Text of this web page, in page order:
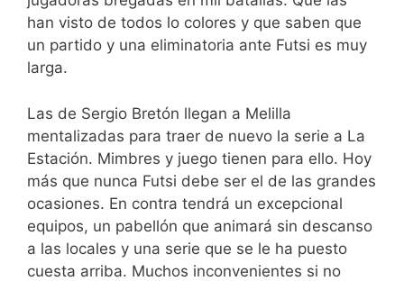
han visto de todos lo colores y que saben que
un partido y una eliminatoria ante Futsi es muy
larga.
Las de Sergio Bretón llegan a Melilla
mentalizadas para traer de nuevo la serie a La
Estación. Mimbres y juego tienen para ello. Hoy
más que nunca Futsi debe ser el de las grandes
ocasiones. En contra tendrá un excepcional
equipos, un pabellón que animará sin descanso
a las locales y una serie que se le ha puesto
cuesta arriba. Muchos inconvenientes si no